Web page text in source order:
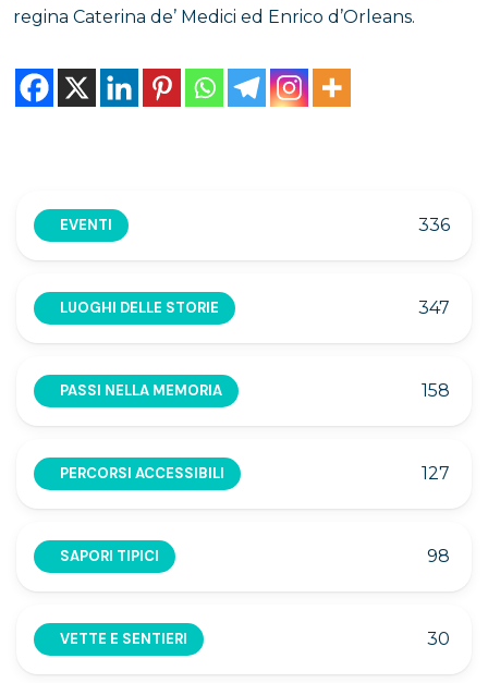
regina Caterina de’ Medici ed Enrico d’Orleans.
EVENTI 336
LUOGHI DELLE STORIE 347
PASSI NELLA MEMORIA 158
PERCORSI ACCESSIBILI 127
SAPORI TIPICI 98
VETTE E SENTIERI 30